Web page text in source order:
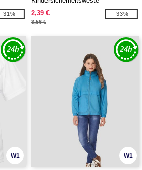
-31%
2,39 €
3,56 €
-33%
W1 W1